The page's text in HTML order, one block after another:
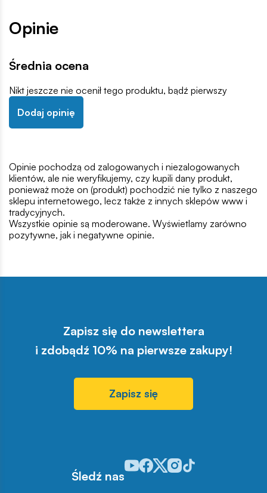
Opinie
Średnia ocena
Nikt jeszcze nie ocenił tego produktu, bądź pierwszy
Dodaj opinię
Opinie pochodzą od zalogowanych i niezalogowanych
klientów, ale nie weryfikujemy, czy kupili dany produkt,
ponieważ może on (produkt) pochodzić nie tylko z naszego
sklepu internetowego, lecz także z innych sklepów www i
tradycyjnych.
Wszystkie opinie są moderowane. Wyświetlamy zarówno
pozytywne, jak i negatywne opinie.
Zapisz się do newslettera
i zdobądź 10% na pierwsze zakupy!
Zapisz się
Śledź nas
Odwiedź nasz profil w serwisie
Odwiedź nasz profil w serwisie
Odwiedź nasz profil w
Odwiedź nasz profil w
Odwiedź nasz profil